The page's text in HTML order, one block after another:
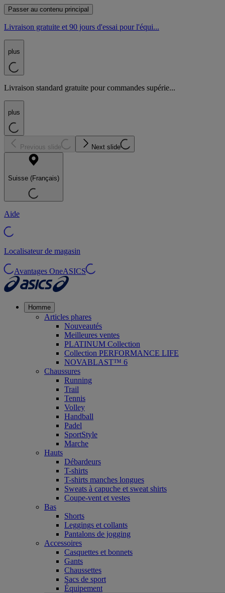
Passer au contenu principal
Livraison gratuite et 90 jours d'essai pour l'équi...
plus
Livraison standard gratuite pour commandes supérie...
plus
Previous slide Next slide
Suisse (Français)
Aide
Localisateur de magasin
Avantages OneASICS
Homme
Articles phares
Nouveautés
Meilleures ventes
PLATINUM Collection
Collection PERFORMANCE LIFE
NOVABLAST™ 6
Chaussures
Running
Trail
Tennis
Volley
Handball
Padel
SportStyle
Marche
Hauts
Débardeurs
T-shirts
T-shirts manches longues
Sweats à capuche et sweat shirts
Coupe-vent et vestes
Bas
Shorts
Leggings et collants
Pantalons de jogging
Accessoires
Casquettes et bonnets
Gants
Chaussettes
Sacs de sport
Équipement